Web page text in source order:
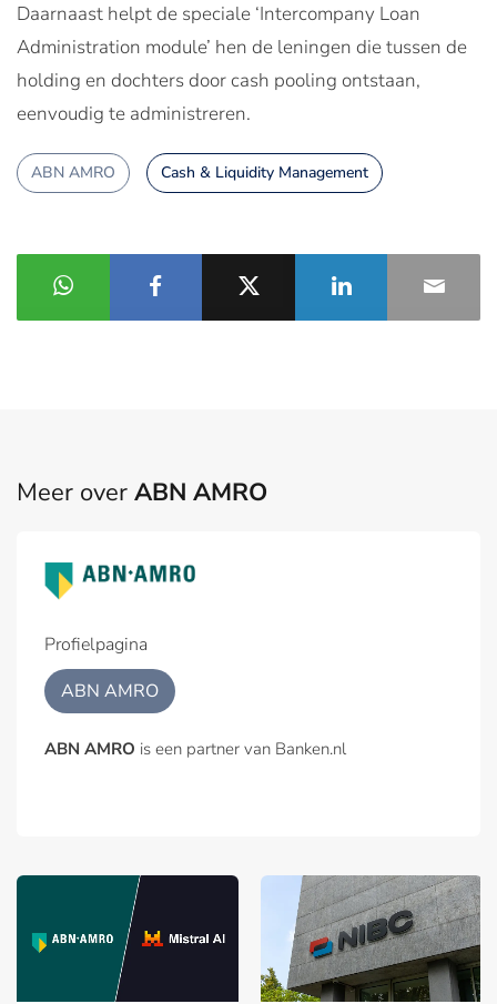
Daarnaast helpt de speciale ‘Intercompany Loan
Administration module’ hen de leningen die tussen de
holding en dochters door cash pooling ontstaan,
eenvoudig te administreren.
ABN AMRO Cash & Liquidity Management
Meer over ABN AMRO
Profielpagina
ABN AMRO
ABN AMRO is een partner van Banken.nl